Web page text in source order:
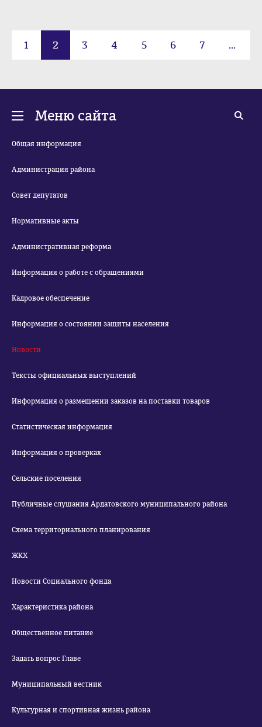
1 2 3 4 5 6 7 ...
Меню сайта
Общая информация
Администрация района
Совет депутатов
Нормативные акты
Административная реформа
Информация о работе с обращениями
Кадровое обеспечение
Информация о состоянии защиты населения
Новости
Тексты официальных выступлений
Информация о размещении заказов на поставки товаров
Статистическая информация
Информация о проверках
Сельские поселения
Публичные слушания Ардатовского муниципального района
Схема территориального планирования
ЖКХ
Новости Социального фонда
Характеристика района
Общественное питание
Задать вопрос Главе
Муниципальный вестник
Культурная и спортивная жизнь района